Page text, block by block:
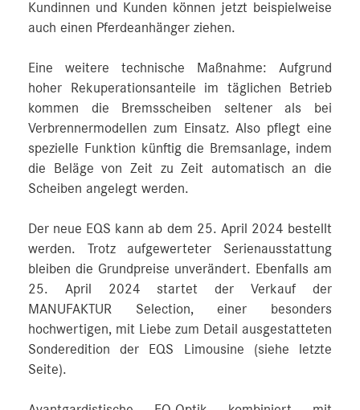
Kundinnen und Kunden können jetzt beispielweise
auch einen Pferdeanhänger ziehen.
Eine weitere technische Maßnahme: Aufgrund
hoher Rekuperationsanteile im täglichen Betrieb
kommen die Bremsscheiben seltener als bei
Verbrennermodellen zum Einsatz. Also pflegt eine
spezielle Funktion künftig die Bremsanlage, indem
die Beläge von Zeit zu Zeit automatisch an die
Scheiben angelegt werden.
Der neue EQS kann ab dem 25. April 2024 bestellt
werden. Trotz aufgewerteter Serienausstattung
bleiben die Grundpreise unverändert. Ebenfalls am
25. April 2024 startet der Verkauf der
MANUFAKTUR Selection, einer besonders
hochwertigen, mit Liebe zum Detail ausgestatteten
Sonderedition der EQS Limousine (siehe letzte
Seite).